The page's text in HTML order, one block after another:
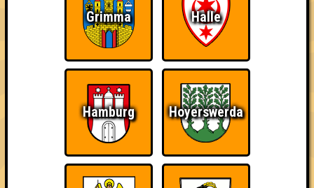
The Last of Us
Schon wieder zum
Wiederzehn macht
Quizveteran
Wir sind immer bei
Nerven aus Stahl
Grimma Halle
Hamburg Hoyerswerda